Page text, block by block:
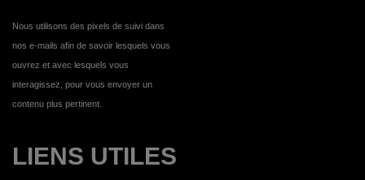
Nous utilisons des pixels de suivi dans
nos e-mails afin de savoir lesquels vous
ouvrez et avec lesquels vous
interagissez, pour vous envoyer un
contenu plus pertinent.
LIENS UTILES